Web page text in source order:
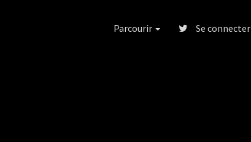
Parcourir Se connecter